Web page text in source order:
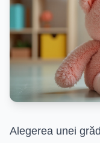
Alegerea unei